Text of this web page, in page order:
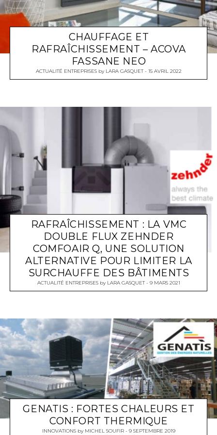
CHAUFFAGE ET
RAFRAÎCHISSEMENT – ACOVA
FASSANE NEO
ACTUALITÉ ENTREPRISES by LARA GASQUET 15 AVRIL 2022
RAFRAÎCHISSEMENT : LA VMC
DOUBLE FLUX ZEHNDER
COMFOAIR Q, UNE SOLUTION
ALTERNATIVE POUR LIMITER LA
SURCHAUFFE DES BÂTIMENTS
ACTUALITÉ ENTREPRISES by LARA GASQUET 9 MARS 2021
GENATIS : FORTES CHALEURS ET
CONFORT THERMIQUE
INNOVATIONS by MICHEL SOUFIR 9 SEPTEMBRE 2019